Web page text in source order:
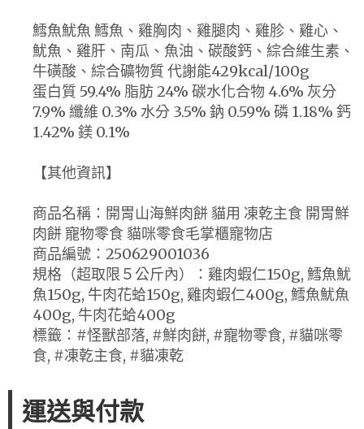
鱈魚魷魚 鱈魚、雞胸肉、雞腿肉、雞胗、雞心、
魷魚、雞肝、南瓜、魚油、碳酸鈣、綜合維生素、
牛磺酸、綜合礦物質 代謝能429kcal/100g
蛋白質 59.4% 脂肪 24% 碳水化合物 4.6% 灰分
7.9% 纖維 0.3% 水分 3.5% 鈉 0.59% 磷 1.18% 鈣
1.42% 鎂 0.1%
【其他資訊】
商品名稱：開胃山海鮮肉餅 貓用 凍乾主食 開胃鮮
肉餅 寵物零食 貓咪零食毛掌櫃寵物店
商品編號：250629001036
規格（超取限５公斤內）：雞肉蝦仁150g, 鱈魚魷
魚150g, 牛肉花蛤150g, 雞肉蝦仁400g, 鱈魚魷魚
400g, 牛肉花蛤400g
標籤：#怪獸部落, #鮮肉餅, #寵物零食, #貓咪零
食, #凍乾主食, #貓凍乾
運送與付款